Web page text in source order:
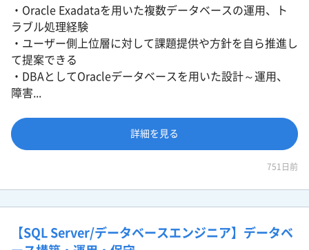
・Oracle Exadataを用いた複数データベースの運用、ト
ラブル処理経験
・ユーザー側上位層に対して課題提供や方針を自ら推進し
て提案できる
・DBAとしてOracleデータベースを用いた設計～運用、
障害...
詳細を見る
751日前
【SQL Server/データベースエンジニア】データベ